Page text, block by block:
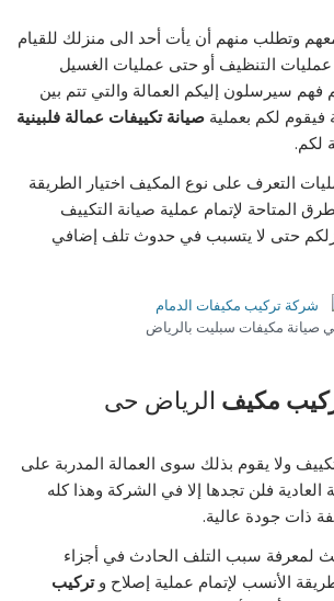
وتطلب منهم أن يأت أحد الى منزلك للقيام
عمليات التنظيف أو حتى عمليات الغسيل
سيرسلون إليكم العمالة والتي تتم بين
فيقوم لكم بعمليةصيانة تكييفات عمالة فلبينية
لكم.
التعرف على نوع المكيف اختيار الطريقة
المتاحة لإتمام عملية صيانة التكييف
حتى لا يتسبب في حدوث تلف إضافي
صيانة مكيفات سبليت بالرياض
مكيف الرياض حى
ولا يقوم بذلك سوى العمالة المدربة على
العادية فلن تجدها إلا في الشركة وهذا كله
ذات جودة عالية.
لمعرفة سبب التلف الحادث في أجزاء
الأنسب لإتمام عملية إصلاح وتركيب